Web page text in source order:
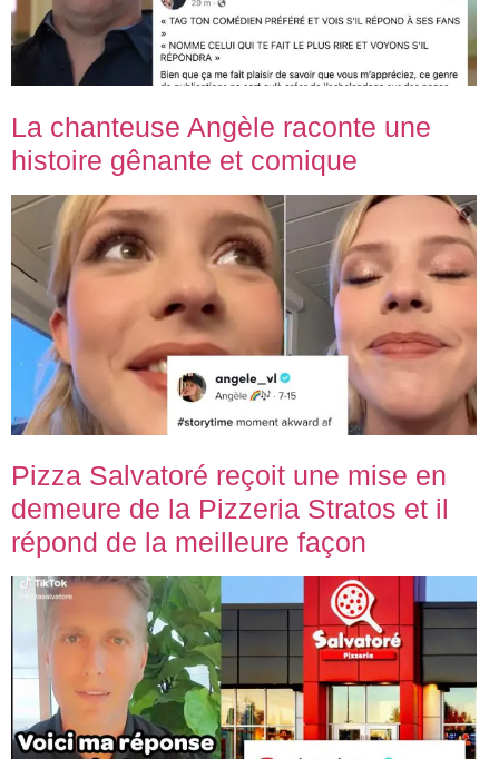
La chanteuse Angèle raconte une
histoire gênante et comique
Pizza Salvatoré reçoit une mise en
demeure de la Pizzeria Stratos et il
répond de la meilleure façon